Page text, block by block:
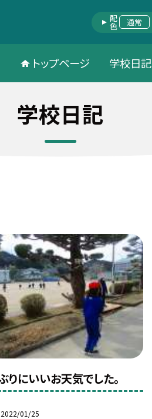
配色 通常
トップページ 学校日記
学校日記
りにいいお天気でした。
2022/01/25